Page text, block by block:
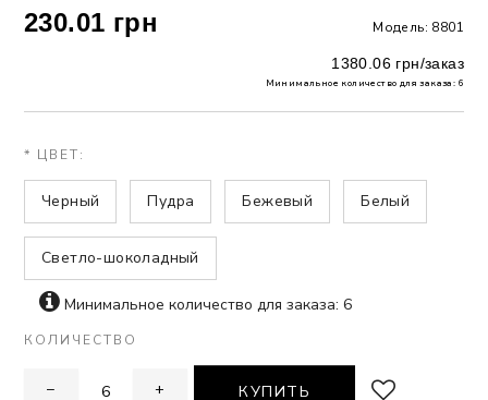
230.01 грн Модель: 8801
1380.06 грн/заказ
Минимальное количество для заказа: 6
* ЦВЕТ:
Черный Пудра Бежевый Белый
Светло-шоколадный
Минимальное количество для заказа: 6
КОЛИЧЕСТВО
− + КУПИТЬ